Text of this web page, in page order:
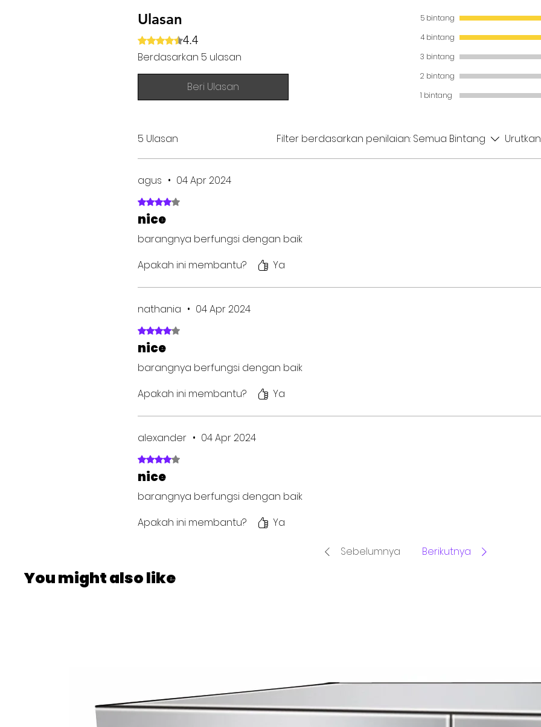
Ulasan
Dinilai 4,4 dari 5 bintang.
4.4
Berdasarkan 5 ulasan
Beri Ulasan
5 bintang
4 bintang
3 bintang
2 bintang
1 bintang
5 Ulasan Filter berdasarkan penilaian: Semua Bintang
agus • 04 Apr 2024
Dinilai 4 dari 5 bintang.
nice
barangnya berfungsi dengan baik
Apakah ini membantu?
Ya
nathania • 04 Apr 2024
Dinilai 4 dari 5 bintang.
nice
barangnya berfungsi dengan baik
Apakah ini membantu?
Ya
alexander • 04 Apr 2024
Dinilai 4 dari 5 bintang.
nice
barangnya berfungsi dengan baik
Apakah ini membantu?
Ya
Sebelumnya Berikutnya
You might also like